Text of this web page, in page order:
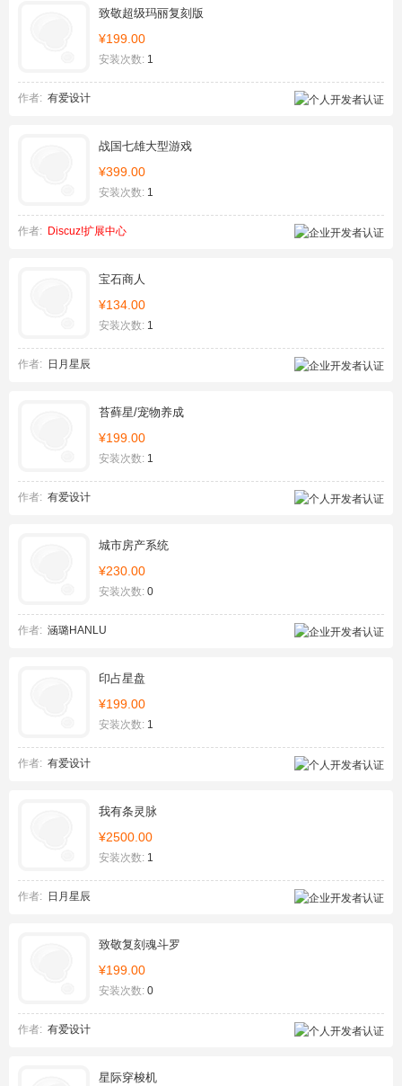
致敬超级玛丽复刻版
¥199.00
安装次数: 1
作者: 有爱设计
战国七雄大型游戏
¥399.00
安装次数: 1
作者: Discuz!扩展中心
宝石商人
¥134.00
安装次数: 1
作者: 日月星辰
苔藓星/宠物养成
¥199.00
安装次数: 1
作者: 有爱设计
城市房产系统
¥230.00
安装次数: 0
作者: 涵璐HANLU
印占星盘
¥199.00
安装次数: 1
作者: 有爱设计
我有条灵脉
¥2500.00
安装次数: 1
作者: 日月星辰
致敬复刻魂斗罗
¥199.00
安装次数: 0
作者: 有爱设计
星际穿梭机